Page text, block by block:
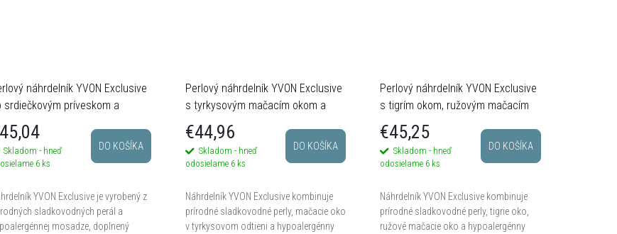
náhrdelník YVON Exclusive
srdiečkovým príveskom a
retiazkou
Skladom - hneď
6 ks
DO KOŠÍKA
YVON Exclusive je vyrobený z
sladkovodných perál a
mosadze, doplnený
Perlový náhrdelník YVON Exclusive
s tyrkysovým mačacím okom a
srdcom
€44,96
Skladom - hneď
odosielame 6 ks
DO KOŠÍKA
Náhrdelník YVON Exclusive kombinuje
prírodné sladkovodné perly, mačacie oko
v tyrkysovom odtieni a hypoalergénny
Perlový náhrdelník YVON Exclusive
s tigrím okom, ružovým mačacím
okom a srdcom
€45,25
Skladom - hneď
odosielame 6 ks
DO KOŠÍKA
Náhrdelník YVON Exclusive kombinuje
prírodné sladkovodné perly, tigrie oko,
ružové mačacie oko a hypoalergénny